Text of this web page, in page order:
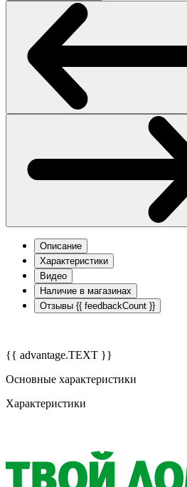
Описание
Характеристики
Видео
Наличие в магазинах
Отзывы {{ feedbackCount }}
{{ advantage.TEXT }}
Основные характеристики
Характеристики